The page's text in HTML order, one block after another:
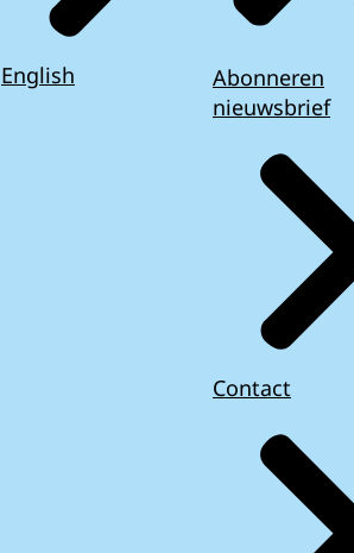
English
Abonneren
nieuwsbrief
Contact